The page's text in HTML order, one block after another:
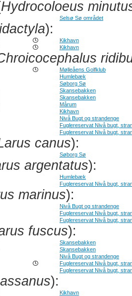
Hydrocoloeus
Selsø Sø området
):
Kikhavn
Kikhavn
Mølleåens Golfklub
Humlebæk
Søborg Sø
Skansebakken
Skansebakken
Mårum
Kikhavn
Nivå Bugt og strandenge
Fuglereservat Nivå bugt,
Fuglereservat Nivå bugt,
canus):
Søborg Sø
argentatus):
Humlebæk
Fuglereservat Nivå bugt,
marinus):
Nivå Bugt og strandenge
Fuglereservat Nivå bugt,
Fuglereservat Nivå bugt,
fuscus):
Skansebakken
Skansebakken
Nivå Bugt og strandenge
Fuglereservat Nivå bugt,
Fuglereservat Nivå bugt,
):
Kikhavn